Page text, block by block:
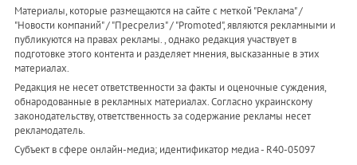
Материалы, которые размещаются на сайте с меткой "Реклама" /
"Новости компаний" / "Пресрелиз" / "Promoted", являются рекламными и
публикуются на правах рекламы. , однако редакция участвует в
подготовке этого контента и разделяет мнения, высказанные в этих
материалах.
Редакция не несет ответственности за факты и оценочные суждения,
обнародованные в рекламных материалах. Согласно украинскому
законодательству, ответственность за содержание рекламы несет
рекламодатель.
Субъект в сфере онлайн-медиа; идентификатор медиа - R40-05097